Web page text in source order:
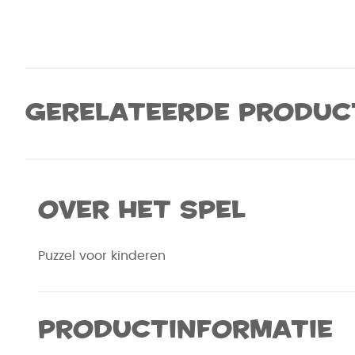
Gerelateerde
Over het spel
Puzzel voor kinderen
Productinformatie